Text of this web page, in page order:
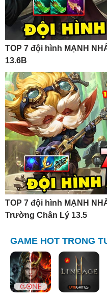
TOP 7 đội hình MẠNH
13.6B
TOP 7 đội hình MẠNH
Trường Chân Lý 13.5
GAME HOT TRONG